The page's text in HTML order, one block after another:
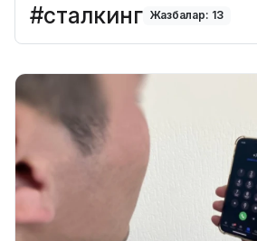
#сталкинг Жазбалар: 13